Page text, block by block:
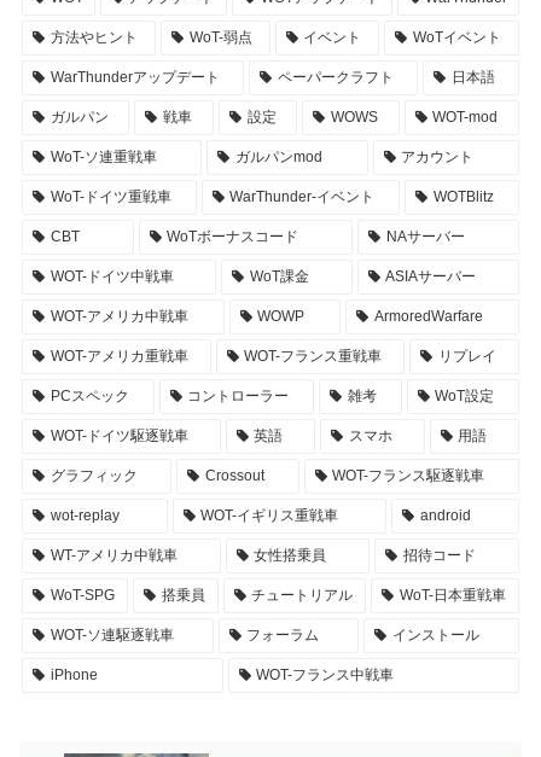
方法やヒント WoT-弱点 イベント WoTイベント
WarThunderアップデート ペーパークラフト 日本語
ガルパン 戦車 設定 WOWS WOT-mod
WoT-ソ連重戦車 ガルパンmod アカウント
WoT-ドイツ重戦車 WarThunder-イベント WOTBlitz
CBT WoTボーナスコード NAサーバー
WOT-ドイツ中戦車 WoT課金 ASIAサーバー
WOT-アメリカ中戦車 WOWP ArmoredWarfare
WOT-アメリカ重戦車 WOT-フランス重戦車 リプレイ
PCスペック コントローラー 雑考 WoT設定
WOT-ドイツ駆逐戦車 英語 スマホ 用語
グラフィック Crossout WOT-フランス駆逐戦車
wot-replay WOT-イギリス重戦車 android
WT-アメリカ中戦車 女性搭乗員 招待コード
WoT-SPG 搭乗員 チュートリアル WoT-日本重戦車
WOT-ソ連駆逐戦車 フォーラム インストール
iPhone WOT-フランス中戦車